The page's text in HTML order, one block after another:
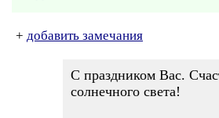
+ добавить замечания
С праздником Вас.
солнечного света!